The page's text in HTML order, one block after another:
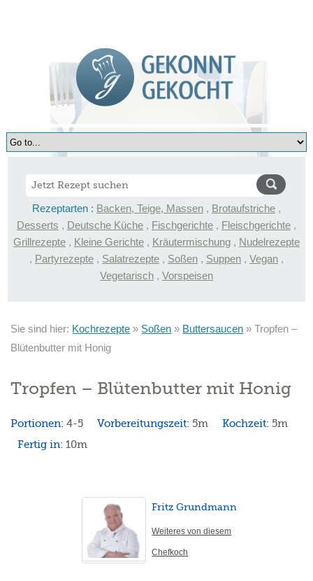
Rezeptarten : Backen, Teige, Massen , Brotaufstriche ,
Desserts , Deutsche Küche , Fischgerichte , Fleischgerichte ,
Grillrezepte , Kleine Gerichte , Kräutermischung , Nudelrezepte
, Partyrezepte , Salatrezepte , Soßen , Suppen , Vegan ,
Vegetarisch , Vorspeisen
Sie sind hier: Kochrezepte » Soßen » Buttersaucen »Tropfen –
Blütenbutter mit Honig
Tropfen – Blütenbutter mit Honig
Portionen:4-5 Vorbereitungszeit:5m Kochzeit:5m
Fertig in:10m
Fritz Grundmann
Weiteres von diesem
Chefkoch